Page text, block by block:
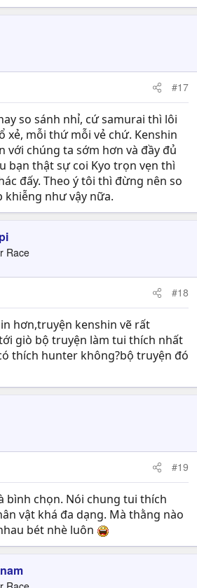
#17
so sánh nhỉ, cứ samurai thì lôi
xẻ, mỗi thứ mỗi vẻ chứ. Kenshin
với chúng ta sớm hơn và đầy đủ
bạn thật sự coi Kyo trọn vẹn thì
đấy. Theo ý tôi thì đừng nên so
khiễng như vậy nữa.
Race
#18
hơn,truyện kenshin vẽ rất
giò bộ truyện làm tui thích nhất
thích hunter không?bộ truyện đó
#19
bình chọn. Nói chung tui thích
vật khá đa dạng. Mà thằng nào
bét nhè luôn